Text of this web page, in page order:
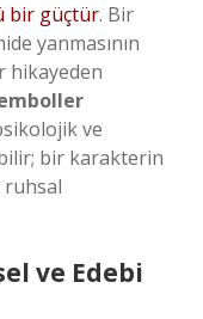
bir güçtür. Bir
yanmasının
hikayeden
ve
bir karakterin
ruhsal
ve Edebi